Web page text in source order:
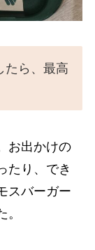
たら、最高
お出かけの
たり、でき
スバーガー